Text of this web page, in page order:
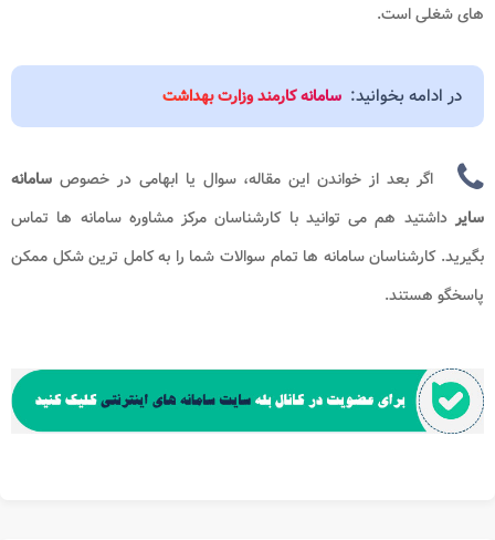
های شغلی است.
در ادامه بخوانید: سامانه کارمند وزارت بهداشت
اگر بعد از خواندن این مقاله، سوال یا ابهامی در خصوص سامانه
سایرداشتید هم می توانید با کارشناسان مرکز مشاوره سامانه ها تماس
بگیرید. کارشناسان سامانه ها تمام سوالات شما را به کامل ترین شکل ممکن
پاسخگو هستند.